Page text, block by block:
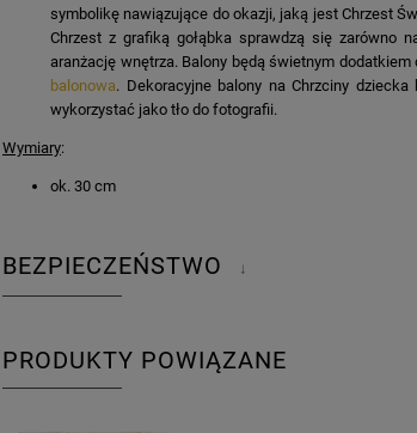
symbolikę nawiązujące do okazji, jaką jest Chrzest
Chrzest z grafiką gołąbka sprawdzą się zarówno
aranżację wnętrza. Balony będą świetnym
balonowa. Dekoracyjne balony na Chrzciny
wykorzystać jako tło do fotografii.
Wymiary:
ok. 30 cm
BEZPIECZEŃSTWO ↓
PRODUKTY POWIĄZANE